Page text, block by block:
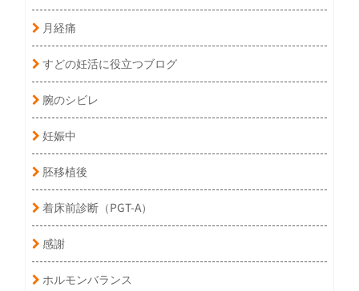
月経痛
すどの妊活に役立つブログ
腕のシビレ
妊娠中
胚移植後
着床前診断（PGT-A）
感謝
ホルモンバランス